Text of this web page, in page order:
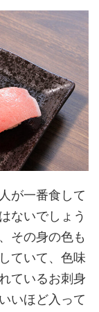
が一番食して
ないでしょう
その身の色も
ていて、色味
ているお刺身
いほど入って